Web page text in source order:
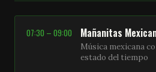
07:30 – 09:00 Mañanitas
Música mexicana
estado del tiempo